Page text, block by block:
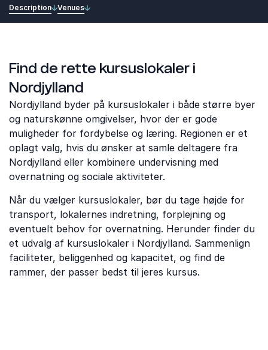
Description Venues
Find de rette kursuslokaler i
Nordjylland
Nordjylland byder på kursuslokaler i både større byer
og naturskønne omgivelser, hvor der er gode
muligheder for fordybelse og læring. Regionen er et
oplagt valg, hvis du ønsker at samle deltagere fra
Nordjylland eller kombinere undervisning med
overnatning og sociale aktiviteter.
Når du vælger kursuslokaler, bør du tage højde for
transport, lokalernes indretning, forplejning og
eventuelt behov for overnatning. Herunder finder du
et udvalg af kursuslokaler i Nordjylland. Sammenlign
faciliteter, beliggenhed og kapacitet, og find de
rammer, der passer bedst til jeres kursus.